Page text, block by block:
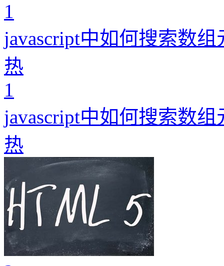
1
javascript中如何搜索数组
热
1
javascript中如何搜索数组
热